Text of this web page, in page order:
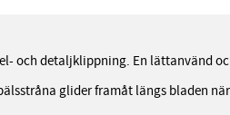
och detaljklippning. En lättanvänd
glider framåt längs bladen